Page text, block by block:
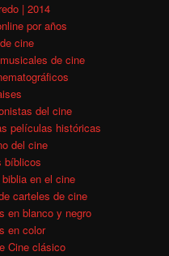
| 2014
por años
cine
de cine
del cine
películas históricas
del cine
bíblicos
en el cine
carteles de cine
en blanco y negro
en color
Cine clásico